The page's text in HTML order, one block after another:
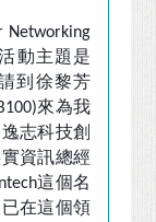
動主題是
到徐黎芳
來為我
志科技創
資訊總經
這個名
在這個領